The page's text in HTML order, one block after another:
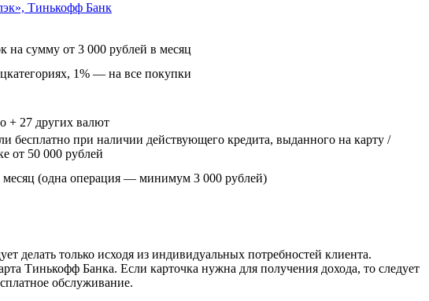
Тинькофф Банк
на сумму от 3 000 рублей в месяц
1% — на все покупки
+ 27 других валют
бесплатно при наличии действующего кредита, выданного на карту /
от 50 000 рублей
месяц (одна операция — минимум 3 000 рублей)
делать только исходя из индивидуальных потребностей клиента.
Тинькофф Банка. Если карточка нужна для получения дохода, то следует
обслуживание.